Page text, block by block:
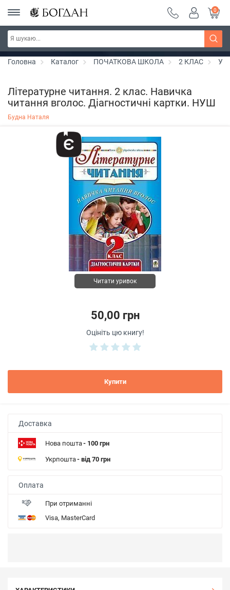
РОЗПРОДАЖ ~ 150 грн ~ 200 грн ~ 250 грн ~
300 грн ~ РОЗПРОДАЖ
Дізнатись більше
0
Головна Каталог ПОЧАТКОВА ШКОЛА 2 КЛАС
Літературне читання. 2 клас. Навичка
читання вголос. Діагностичні картки. НУШ
Будна Наталя
Читати уривок
50,00 грн
Оцініть цю книгу!
Купити
Доставка
Нова пошта- 100 грн
Укрпошта- від 70 грн
Оплата
При отриманні
Visa, MasterCard